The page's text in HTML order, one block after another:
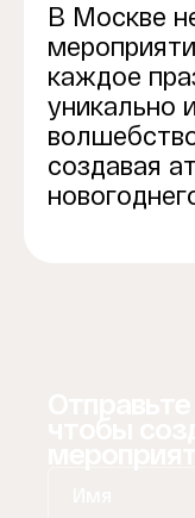
В Москве
каждое
уникально
создавая